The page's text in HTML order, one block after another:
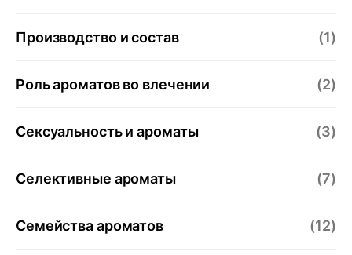
Производство и состав (1)
Роль ароматов во влечении (2)
Сексуальность и ароматы (3)
Селективные ароматы (7)
Семейства ароматов (12)